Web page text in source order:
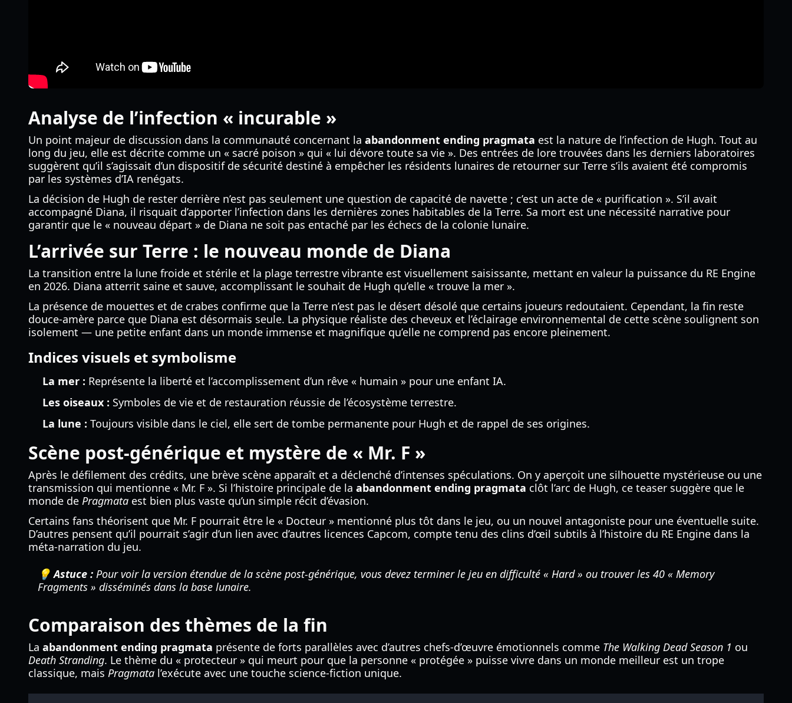
Analyse de l’infection « incurable »
Un point majeur de discussion dans la communauté concernant la abandonment ending pragmata est la nature de l’infection de Hugh. Tout au
long du jeu, elle est décrite comme un « sacré poison » qui « lui dévore toute sa vie ». Des entrées de lore trouvées dans les derniers laboratoires
suggèrent qu’il s’agissait d’un dispositif de sécurité destiné à empêcher les résidents lunaires de retourner sur Terre s’ils avaient été compromis
par les systèmes d’IA renégats.
La décision de Hugh de rester derrière n’est pas seulement une question de capacité de navette ; c’est un acte de « purification ». S’il avait
accompagné Diana, il risquait d’apporter l’infection dans les dernières zones habitables de la Terre. Sa mort est une nécessité narrative pour
garantir que le « nouveau départ » de Diana ne soit pas entaché par les échecs de la colonie lunaire.
L’arrivée sur Terre : le nouveau monde de Diana
La transition entre la lune froide et stérile et la plage terrestre vibrante est visuellement saisissante, mettant en valeur la puissance du RE Engine
en 2026. Diana atterrit saine et sauve, accomplissant le souhait de Hugh qu’elle « trouve la mer ».
La présence de mouettes et de crabes confirme que la Terre n’est pas le désert désolé que certains joueurs redoutaient. Cependant, la fin reste
douce-amère parce que Diana est désormais seule. La physique réaliste des cheveux et l’éclairage environnemental de cette scène soulignent son
isolement — une petite enfant dans un monde immense et magnifique qu’elle ne comprend pas encore pleinement.
Indices visuels et symbolisme
La mer : Représente la liberté et l’accomplissement d’un rêve « humain » pour une enfant IA.
Les oiseaux : Symboles de vie et de restauration réussie de l’écosystème terrestre.
La lune : Toujours visible dans le ciel, elle sert de tombe permanente pour Hugh et de rappel de ses origines.
Scène post-générique et mystère de « Mr. F »
Après le défilement des crédits, une brève scène apparaît et a déclenché d’intenses spéculations. On y aperçoit une silhouette mystérieuse ou une
transmission qui mentionne « Mr. F ». Si l’histoire principale de la abandonment ending pragmata clôt l’arc de Hugh, ce teaser suggère que le
monde de Pragmata est bien plus vaste qu’un simple récit d’évasion.
Certains fans théorisent que Mr. F pourrait être le « Docteur » mentionné plus tôt dans le jeu, ou un nouvel antagoniste pour une éventuelle suite.
D’autres pensent qu’il pourrait s’agir d’un lien avec d’autres licences Capcom, compte tenu des clins d’œil subtils à l’histoire du RE Engine dans la
méta-narration du jeu.
💡 Astuce : Pour voir la version étendue de la scène post-générique, vous devez terminer le jeu en difficulté « Hard » ou trouver les 40 « Memory
Fragments » disséminés dans la base lunaire.
Comparaison des thèmes de la fin
La abandonment ending pragmata présente de forts parallèles avec d’autres chefs-d’œuvre émotionnels comme The Walking Dead Season 1 ou
Death Stranding. Le thème du « protecteur » qui meurt pour que la personne « protégée » puisse vivre dans un monde meilleur est un trope
classique, mais Pragmata l’exécute avec une touche science-fiction unique.